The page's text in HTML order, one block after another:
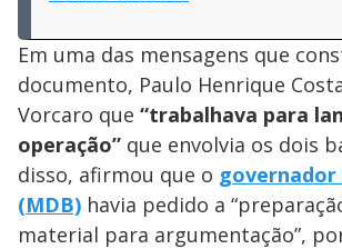
Em uma das mensagens que
documento, Paulo Henrique
Vorcaro que “trabalhava para
operação” que envolvia os dois
disso, afirmou que o governador
(MDB) havia pedido a
material para argumentação”,